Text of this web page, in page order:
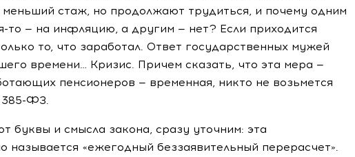
стаж, но продолжают трудиться, и почему одним
то — на инфляцию, а другим — нет? Если приходится
то, что заработал. Ответ государственных мужей
времени… Кризис. Причем сказать, что эта мера —
пенсионеров — временная, никто не возьмется
385-ФЗ.
буквы и смысла закона, сразу уточним: эта
«ежегодный беззаявительный перерасчет».